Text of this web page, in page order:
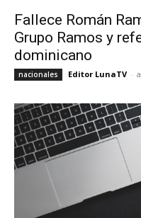
Fallece Román
Grupo Ramos y
dominicano
nacionales Editor LunaTV -